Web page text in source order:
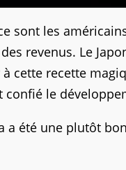
sont les
revenus. Le
cette recette
confié le
a été une plutôt